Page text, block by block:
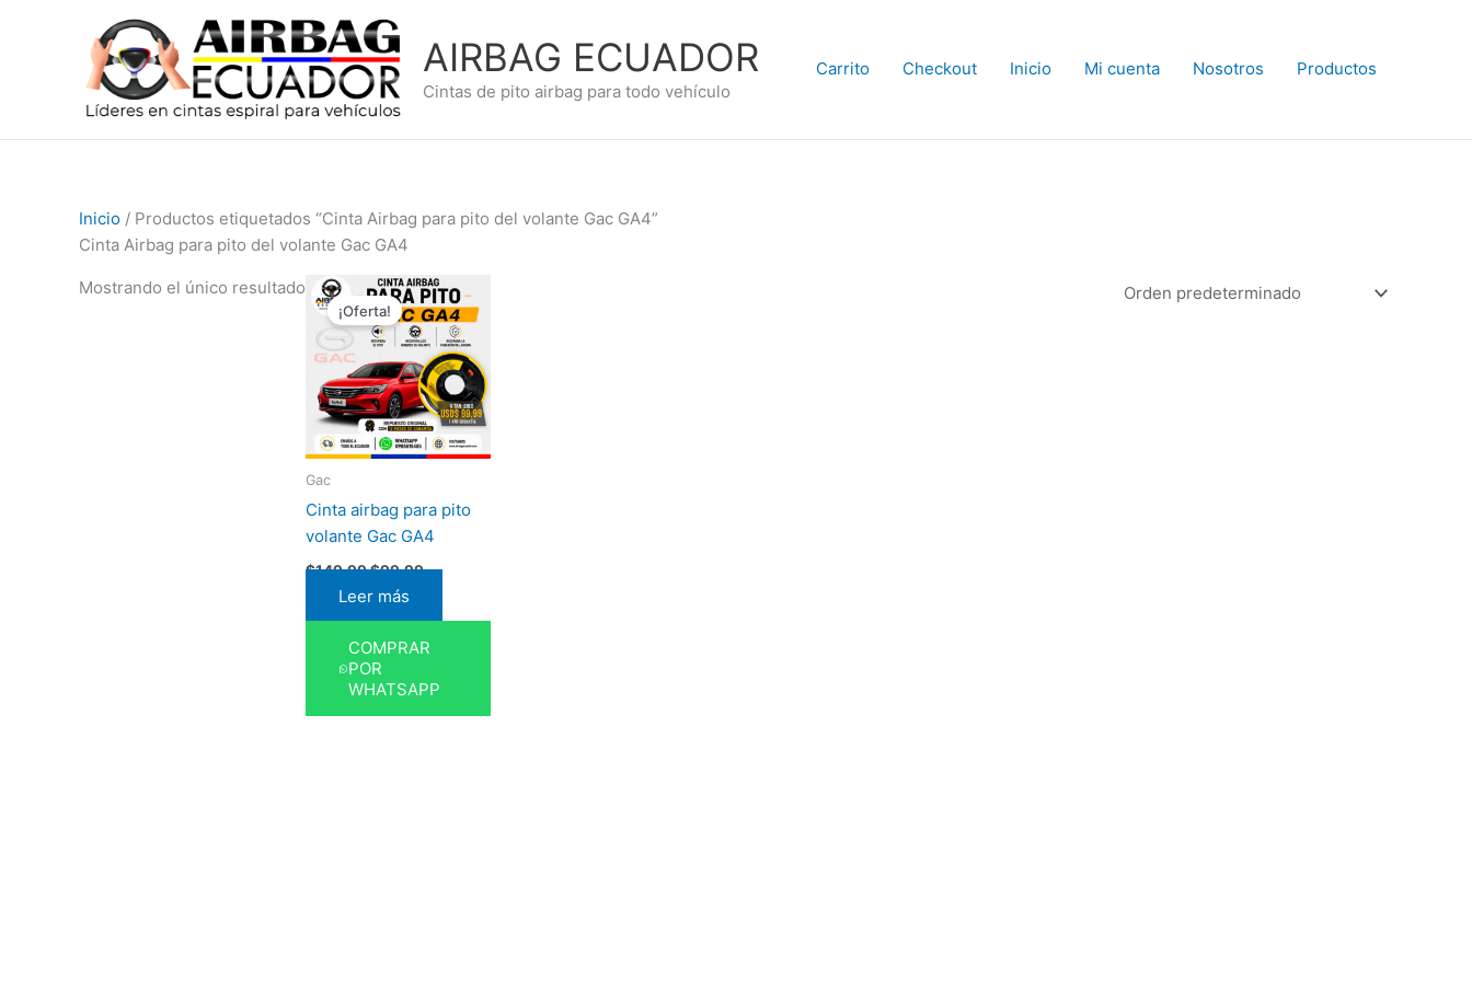
AIRBAG ECUADOR
Cintas de pito airbag para todo vehículo
Carrito Checkout Inicio Mi cuenta Nosotros Productos
Inicio / Productos etiquetados “Cinta Airbag para pito del volante Gac GA4”
Cinta Airbag para pito del volante Gac GA4
Mostrando el único resultado
¡Oferta!
Gac
Cinta airbag para pito
volante Gac GA4
$149,99
El
precio
original
era:
$149,99.
$99,99
El
precio
actual
es:
$99,99.
Leer más
COMPRAR
POR
WHATSAPP